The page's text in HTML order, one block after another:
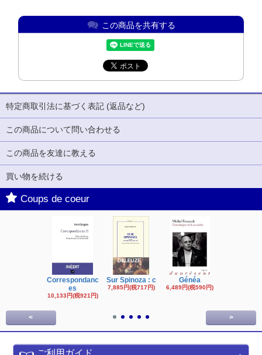
この商品を共有する
特定商取引法に基づく表記 (返品など)
この商品について問い合わせる
この商品を友達に教える
買い物を続ける
Coups de coeur
Correspondanc
es
10,133円(税921円)
Sur Spinoza : c
7,885円(税717円)
Généa
6,489円(税590円)
< >